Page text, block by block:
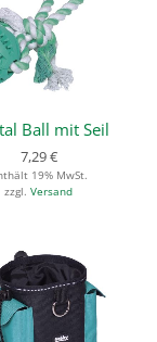
Ball mit Seil
7,29€
19% MwSt.
zzgl. Versand